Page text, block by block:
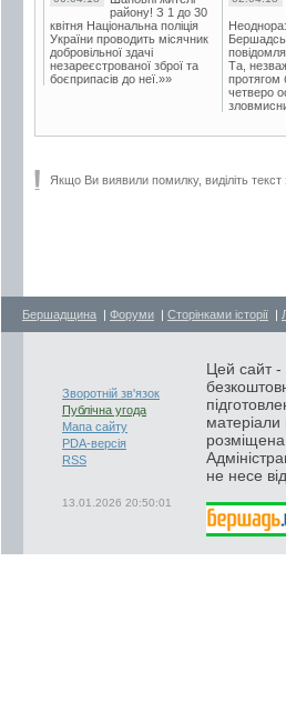
району! З 1 до 30
квітня Національна поліція
України проводить місячник
добровільної здачі
незареєстрованої зброї та
боєприпасів до неї.»»
Та,
протягом
четверо
Якщо Ви виявили помилку, виділіть
Бершадщина | Форуми | Сторінками історії |
Зворотній зв'язок
Публічна угода
Мапа сайту
PDA-версія
RSS
13.01.2026 20:50:01
Цей сайт -
розміщена
не несе